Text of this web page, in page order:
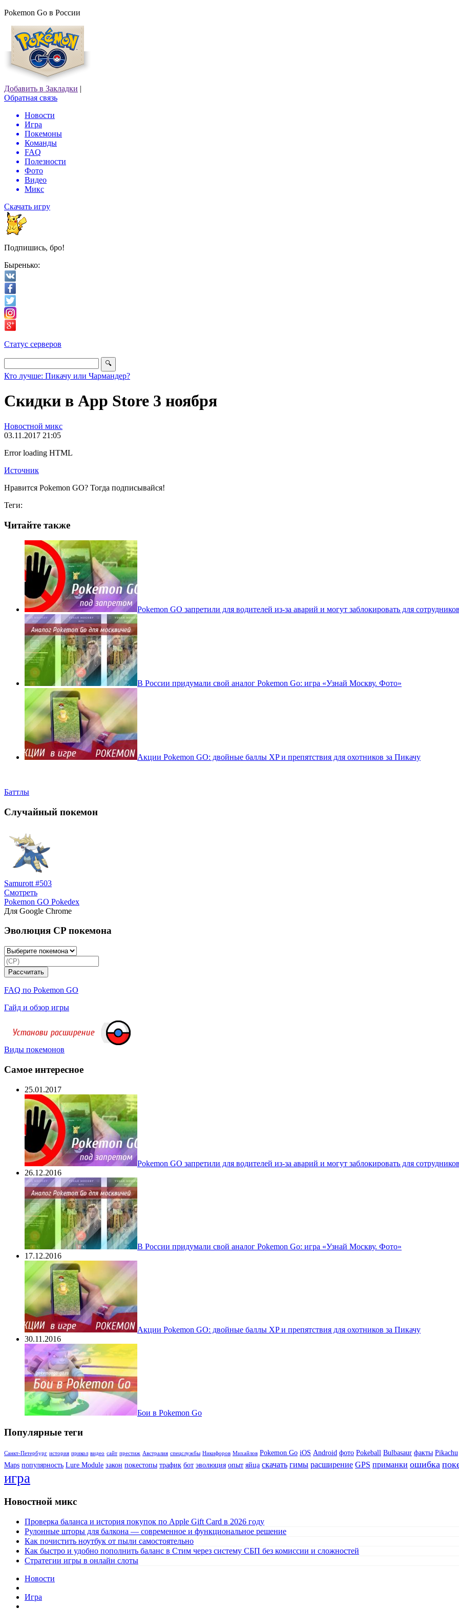
Pokemon Go в России
Добавить в Закладки |
Обратная связь
Новости
Игра
Покемоны
Команды
FAQ
Полезности
Фото
Видео
Микс
Скачать игру
Подпишись, бро!
Быренько:
Статус серверов
Кто лучше: Пикачу или Чармандер?
Скидки в App Store 3 ноября
Новостной микс
03.11.2017 21:05
Error loading HTML
Источник
Нравится Pokemon GO? Тогда подписывайся!
Теги:
Читайте также
Pokеmon GO запретили для водителей из-за аварий и могут заблокировать для
В России придумали свой аналог Pokemon Go: игра «Узнай Москву. Фото»
Акции Pokemon GO: двойные баллы XP и препятствия для охотников за Пикачу
Баттлы
Случайный покемон
Samurott #503
Смотреть
Pokemon GO Pokedex
Для Google Chrome
Эволюция CP покемона
FAQ по Pokemon GO
Гайд и обзор игры
Виды покемонов
Самое интересное
25.01.2017
Pokеmon GO запретили для водителей из-за аварий и могут заблокировать для
26.12.2016
В России придумали свой аналог Pokemon Go: игра «Узнай Москву. Фото»
17.12.2016
Акции Pokemon GO: двойные баллы XP и препятствия для охотников за Пикачу
30.11.2016
Бои в Pokemon Go
Популярные теги
Санкт-Петербург история прикол видео сайт престиж Австралия спецслужбы Никифоров Михайлов Pokemon Go iOS Android фото Pokeball Bulbasaur факты Pikachu
Maps популярность Lure Module закон покестопы трафик бот эволюция опыт яйца скачать гимы расширение GPS приманки ошибка
игра
Новостной микс
Проверка баланса и история покупок по Apple Gift Card в 2026 году
Рулонные шторы для балкона — современное и функциональное решение
Как почистить ноутбук от пыли самостоятельно
Как быстро и удобно пополнить баланс в Стим через систему СБП без комиссии и сложностей
Стратегии игры в онлайн слоты
Новости
Игра